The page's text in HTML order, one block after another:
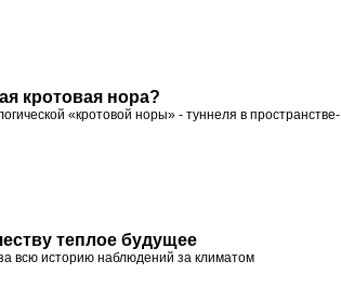
кротовая нора?
«кротовой норы» - туннеля в пространстве-
теплое будущее
всю историю наблюдений за климатом